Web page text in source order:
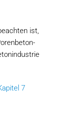
ist,
7